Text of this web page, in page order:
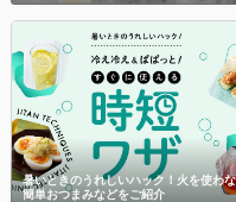
暑いときのうれしいハック！火を使わ
簡単おつまみなどをご紹介